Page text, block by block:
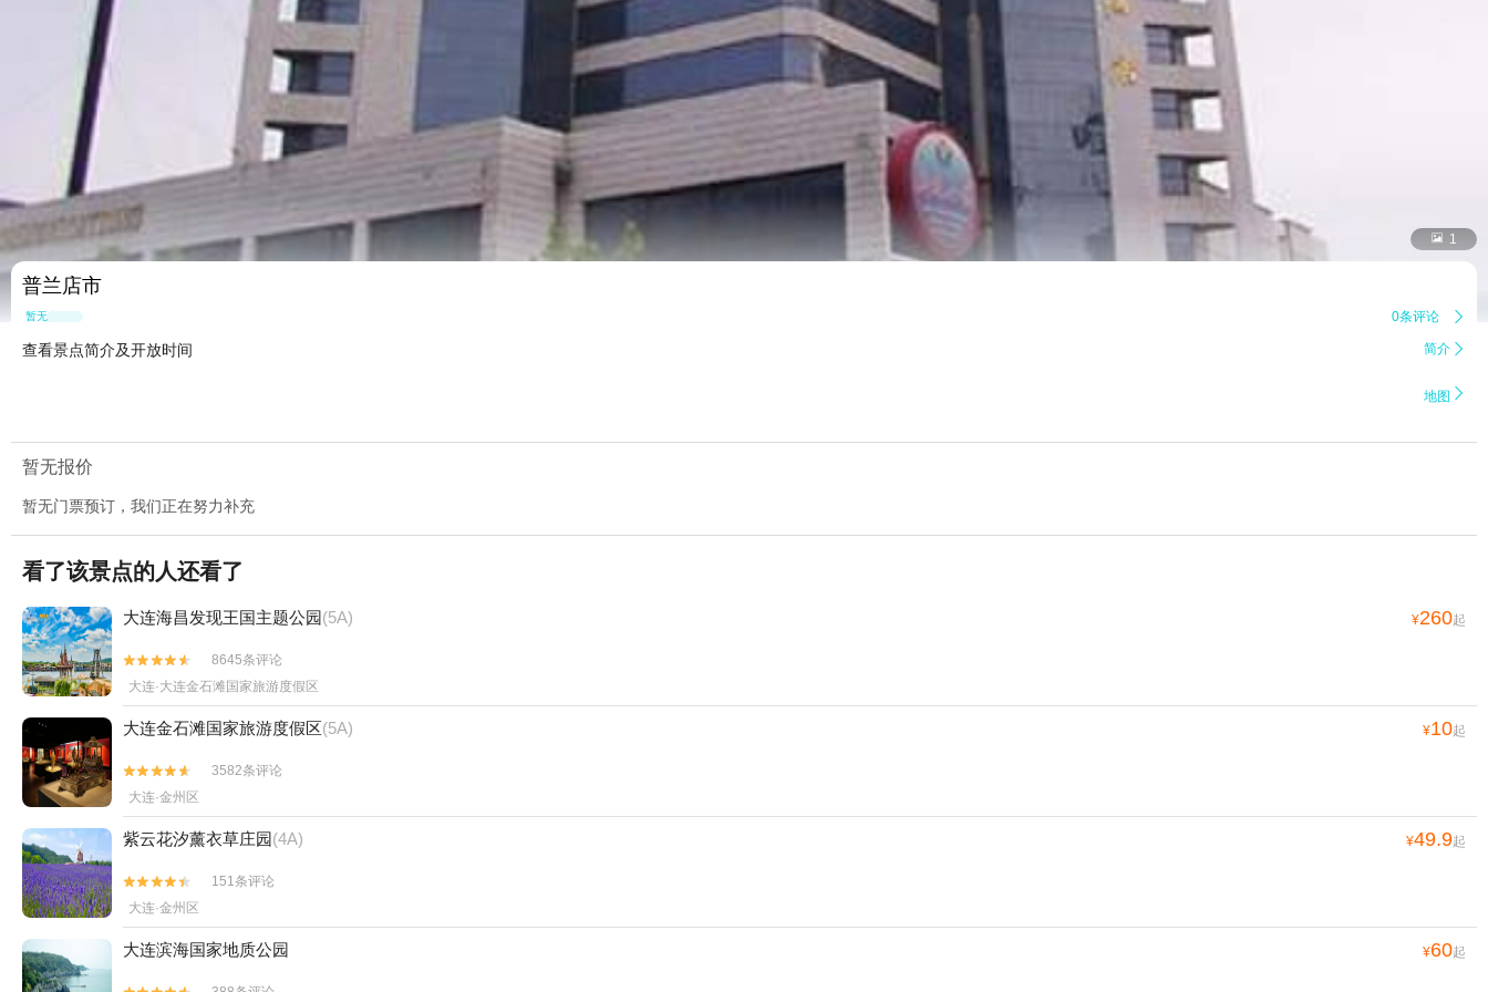
 1
普兰店市
暂无点评 0条评论 
查看景点简介及开放时间 简介 
地图 
暂无报价
暂无门票预订，我们正在努力补充
看了该景点的人还看了
大连海昌发现王国主题公园(5A) ¥260起


8645条评论
大连·大连金石滩国家旅游度假区
大连金石滩国家旅游度假区(5A) ¥10起


3582条评论
大连·金州区
紫云花汐薰衣草庄园(4A) ¥49.9起


151条评论
大连·金州区
大连滨海国家地质公园 ¥60起